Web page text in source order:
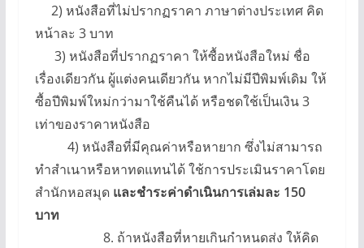
2) หนังสือที่ไม่ปรากฏราคา ภาษาต่างประเทศ คิด
หน้าละ 3 บาท
3) หนังสือที่ปรากฏราคา ให้ซื้อหนังสือใหม่ ชื่อ
เรื่องเดียวกัน ผู้แต่งคนเดียวกัน หากไม่มีปีพิมพ์เดิม ให้
ซื้อปีพิมพ์ใหม่กว่ามาใช้คืนได้ หรือชดใช้เป็นเงิน 3
เท่าของราคาหนังสือ
4) หนังสือที่มีคุณค่าหรือหายาก ซึ่งไม่สามารถ
ทำสำเนาหรือหาทดแทนได้ ใช้การประเมินราคาโดย
สำนักหอสมุด และชำระค่าดำเนินการเล่มละ 150
บาท
8. ถ้าหนังสือที่หายเกินกำหนดส่ง ให้คิด